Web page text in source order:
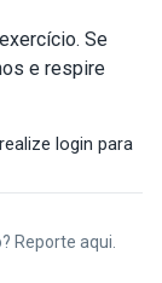
Se
e respire
login para
Reporte aqui.